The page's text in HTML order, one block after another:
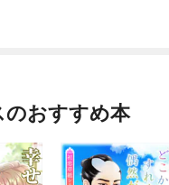
おすすめ本